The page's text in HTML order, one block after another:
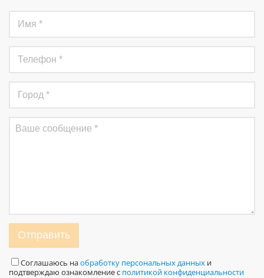
Отправить
Соглашаюсь наобработку персональных данных и
подтверждаю ознакомление с политикой конфиденциальности